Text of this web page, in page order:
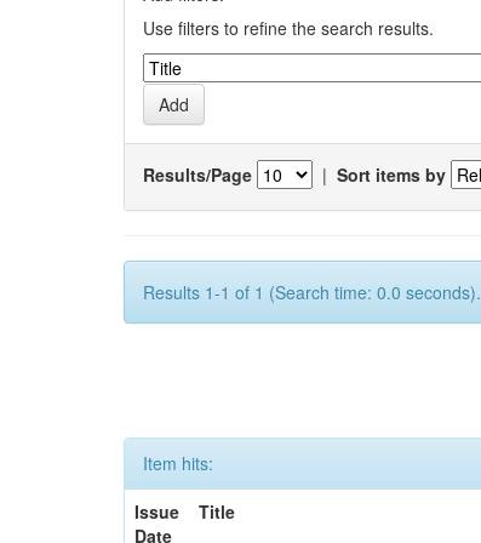
Use filters to refine the search results.
Results/Page | Sort items by
Results 1-1 of 1 (Search time: 0.0 seconds).
Item hits:
Issue
Date
Title